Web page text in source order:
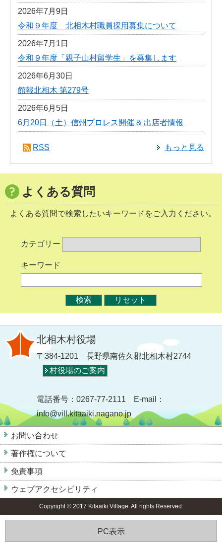
2026年7月9日
令和９年度 北相木村職員採用募集について
2026年7月1日
令和９年度「親子山村留学生」を募集します
2026年6月30日
館報北相木 第279号
2026年6月5日
6月20日（土）信州プロレス開催 & 出店者情報
もっと見る
RSS
よくある質問
よくある質問で検索したいキーワードをご入力ください。
カテゴリー
キーワード
北相木村役場
〒384-1201 長野県南佐久郡北相木村2744
村役場のご案内
電話番号：0267-77-2111 E-mail：
info@vill.kitaaiki.nagano.jp
お問い合わせ
著作権について
免責事項
ウェブアクセシビリティ
Copyright © 2017 Kitaaiki Village. All rights Reserved.
PC表示